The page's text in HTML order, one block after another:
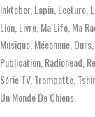
Inktober Lapin Lecture
Lion Livre Ma Life Ma
Musique Méconnue Ours
Publication Radiohead
Série TV Trompette
Un Monde De Chiens